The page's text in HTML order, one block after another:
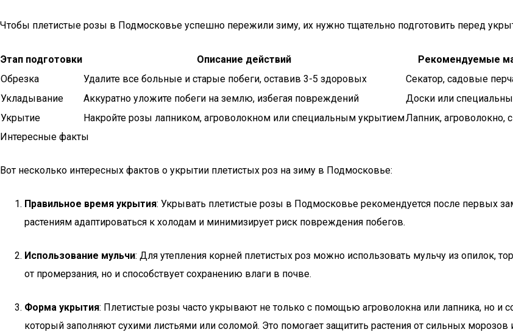
Чтобы плетистые розы в Подмосковье успешно пережили зиму, их нужно тщательно подготовить перед
Этап подготовки Описание действий
Рекомендуемые
Обрезка
Удалите все больные и старые побеги, оставив 3-5 здоровых
Секатор, садовые
Укладывание
Аккуратно уложите побеги на землю, избегая повреждений
Доски или
Укрытие
Накройте розы лапником, агроволокном или специальным укрытиемЛапник, агроволокно,
Интересные факты
Вот несколько интересных фактов о укрытии плетистых роз на зиму в Подмосковье:
Правильное время укрытия: Укрывать плетистые розы в Подмосковье рекомендуется после первых
растениям адаптироваться к холодам и минимизирует риск повреждения побегов.
Использование мульчи: Для утепления корней плетистых роз можно использовать мульчу из опилок,
от промерзания, но и способствует сохранению влаги в почве.
Форма укрытия: Плетистые розы часто укрывают не только с помощью агроволокна или лапника, но и
который заполняют сухими листьями или соломой. Это помогает защитить растения от сильных